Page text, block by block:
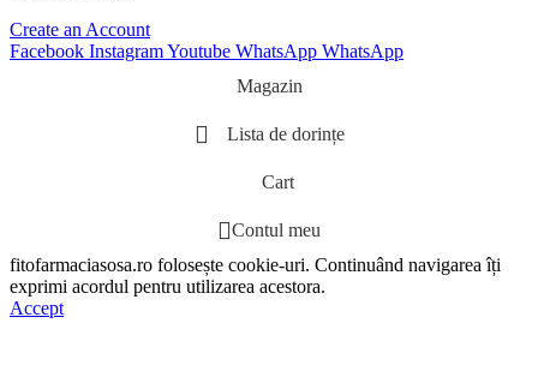
Create an Account
Facebook InstagramYoutube WhatsApp WhatsApp
Magazin
Lista de dorințe
Cart
Contul meu
fitofarmaciasosa.ro folosește cookie-uri. Continuând navigarea îți
exprimi acordul pentru utilizarea acestora.
Accept